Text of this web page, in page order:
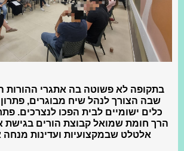
בתקופה לא פשוטה בה אתגרי ההורות
שבה הצורך לנהל שיח מבוגרים,
כלים ישומיים לבית הפכו לנצרכים.
הרך חומת שמואל קבוצת הורים
אלטלט שבמקצועיות ועדינות